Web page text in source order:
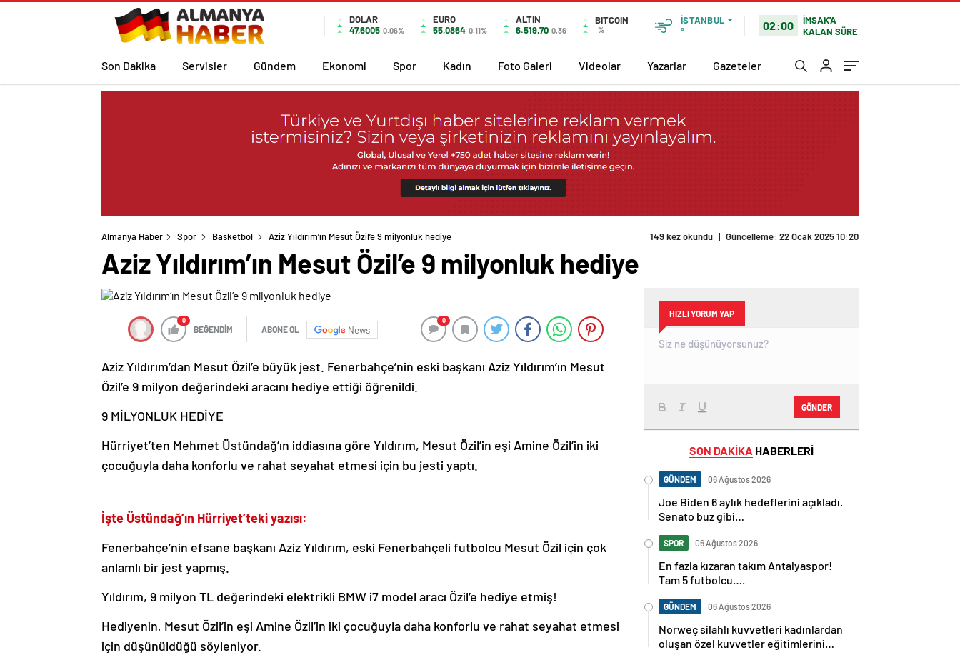
DOLAR
47,6005 0.06%
EURO
55,0864 0.11%
ALTIN
6.519,70 0,36
BITCOIN
%
İSTANBUL
°
02:00
İMSAK'A
KALAN SÜRE
Son Dakika Servisler Gündem Ekonomi Spor Kadın Foto Galeri Videolar Yazarlar Gazeteler
Almanya Haber Spor Basketbol Aziz Yıldırım’ın Mesut Özil’e 9 milyonluk hediye 149 kez okundu | Güncelleme: 22 Ocak 2025 10:20
Aziz Yıldırım’ın Mesut Özil’e 9 milyonluk hediye
0
BEĞENDİM ABONE OL News
0
Aziz Yıldırım’dan Mesut Özil’e büyük jest. Fenerbahçe’nin eski başkanı Aziz Yıldırım’ın Mesut
Özil’e 9 milyon değerindeki aracını hediye ettiği öğrenildi.
9 MİLYONLUK HEDİYE
Hürriyet’ten Mehmet Üstündağ’ın iddiasına göre Yıldırım, Mesut Özil’in eşi Amine Özil’in iki
çocuğuyla daha konforlu ve rahat seyahat etmesi için bu jesti yaptı.
İşte Üstündağ’ın Hürriyet’teki yazısı:
Fenerbahçe’nin efsane başkanı Aziz Yıldırım, eski Fenerbahçeli futbolcu Mesut Özil için çok
anlamlı bir jest yapmış.
Yıldırım, 9 milyon TL değerindeki elektrikli BMW i7 model aracı Özil’e hediye etmiş!
Hediyenin, Mesut Özil’in eşi Amine Özil’in iki çocuğuyla daha konforlu ve rahat seyahat etmesi
için düşünüldüğü söyleniyor.
HIZLI YORUM YAP
GÖNDER
SON DAKİKA HABERLERİ
GÜNDEM 06 Ağustos 2026
Joe Biden 6 aylık hedeflerini açıkladı.
Senato buz gibi…
SPOR 06 Ağustos 2026
En fazla kızaran takım Antalyaspor!
Tam 5 futbolcu….
GÜNDEM 06 Ağustos 2026
Norweç silahlı kuvvetleri kadınlardan
oluşan özel kuvvetler eğitimlerini